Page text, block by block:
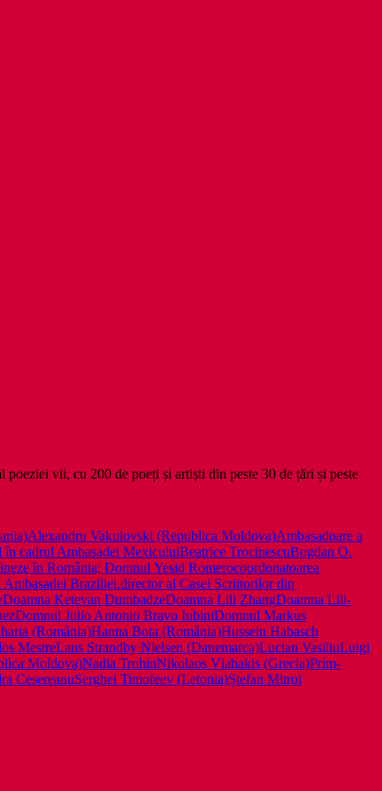
vii, cu 200 de poeți și artiști din peste 30 de țări și peste
Alexandru Vakulovski (Republica Moldova)Ambasadoare a
în cadrul Ambasadei MexiculuiBeatrice TrocinescuBogdan O.
în România; Domnul Yesid Romerocoordonatoarea
Ambasadei Braziliei.director al Casei Scriitorilor din
Doamna Ketevan DumbadzeDoamna Lili ZhangDoamna Lili-
Domnul Julio Antonio Bravo IubiniDomnul Markus
(România)Hanna Bota (România)Hussein Habasch
MestreLaus Strandby Nielsen (Danemarca)Lucian VasiliuLuigi
Moldova)Nadia TrohinNikolaos Vlahakis (Grecia)Prim-
CesereanuSerghei Timofeev (Letonia)Ștefan Mitroi